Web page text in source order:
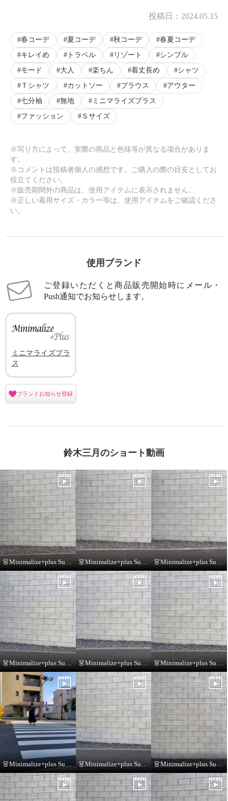
投稿日： 2024.05.15
春コーデ 夏コーデ 秋コーデ
春夏コーデ
キレイめ
トラベル リゾート
シンプル
モード
大人 楽ちん 着丈長め
シャツ
Ｔシャツ
カットソー ブラウス
アウター
七分袖
無地
ミニマライズプラス
ファッション
Ｓサイズ
※写り方によって、実際の商品と色味等が異なる場合がありま
す。
※コメントは投稿者個人の感想です。ご購入の際の目安としてお
役立てください。
※販売期間外の商品は、使用アイテムに表示されません。
※正しい着用サイズ・カラー等は、使用アイテムをご確認くださ
い。
使用ブランド
ご登録いただくと商品販売開始時にメール・
Push通知でお知らせします。
ミニマライズプラ
ス
ブランドお知らせ登録
鈴木三月のショート動画
👗Minimalize+plus Summer Collection👗 👗Minimalize+plus Summer Collection👗 👗Minimalize+plus Summer Collection👗
👗Minimalize+plus Summer Collection👗 👗Minimalize+plus Summer Collection👗 👗Minimalize+plus Summer Collection👗
👗Minimalize+plus Summer Collection👗 👗Minimalize+plus Summer Collection👗 👗Minimalize+plus Summer Collection👗